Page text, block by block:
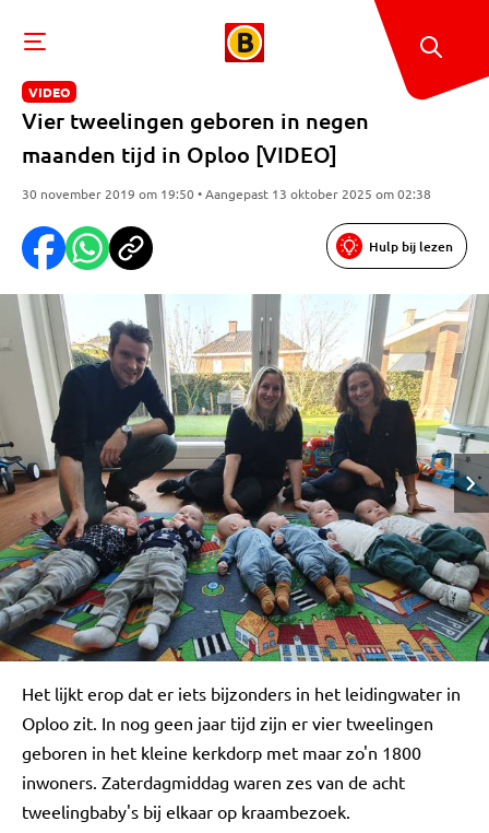
VIDEO
Vier tweelingen geboren in negen
maanden tijd in Oploo [VIDEO]
30 november 2019 om 19:50 • Aangepast 13 oktober 2025 om 02:38
Hulp bij lezen
Het lijkt erop dat er iets bijzonders in het leidingwater in
Oploo zit. In nog geen jaar tijd zijn er vier tweelingen
geboren in het kleine kerkdorp met maar zo'n 1800
inwoners. Zaterdagmiddag waren zes van de acht
tweelingbaby's bij elkaar op kraambezoek.